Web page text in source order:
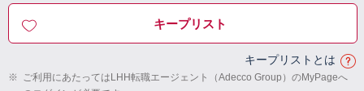
キープリスト
キープリストとは
※ ご利用にあたってはLHH転職エージェント（Adecco Group）のMyPageへ